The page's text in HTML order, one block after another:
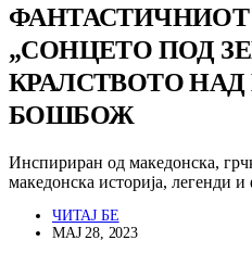
„СОНЦЕТО ПОД
КРАЛСТВОТО НАД
БОШБОЖ
Инспириран од македонска,
македонска историја, легенди
ЧИТАЈ БЕ
МАЈ 28, 2023